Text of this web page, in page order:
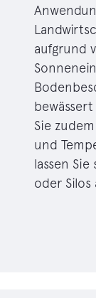
aufgrund
Sie
und
lassen
oder Silos